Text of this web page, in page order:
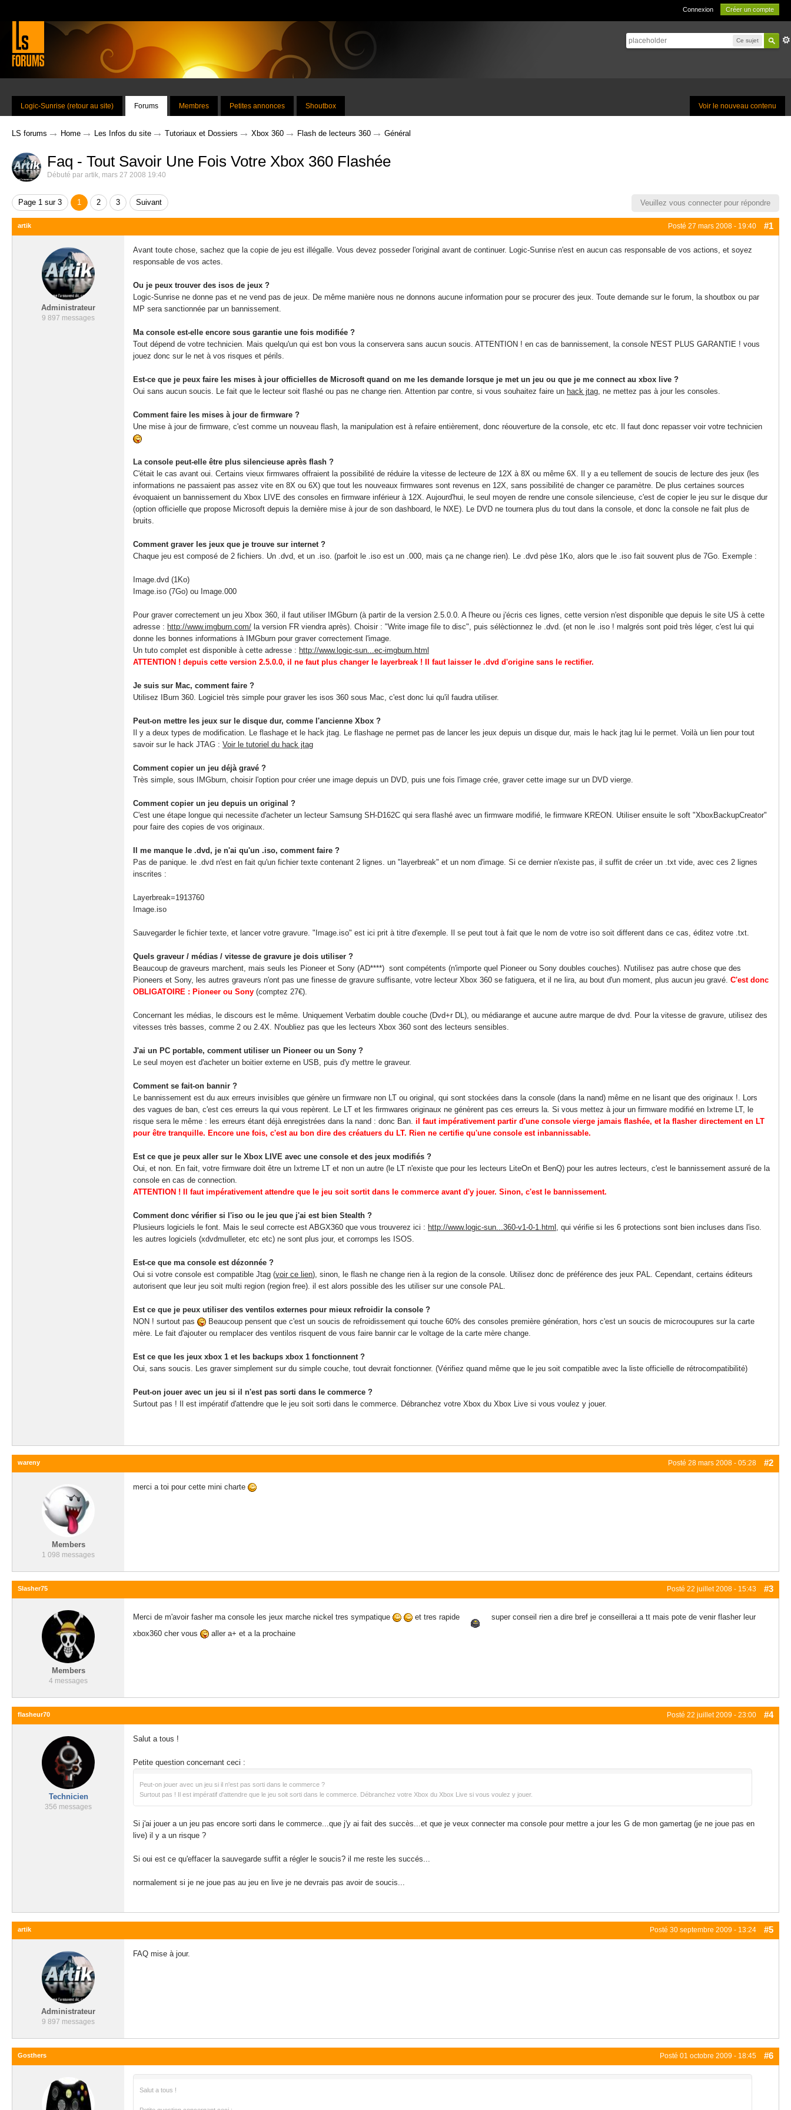
Connexion Créer un compte
Ce sujet
Voir le nouveau contenu
Logic-Sunrise (retour au site) Forums Membres Petites annonces Shoutbox
LS forums → Home → Les Infos du site → Tutoriaux et Dossiers → Xbox 360 → Flash de lecteurs 360 → Général
Faq - Tout Savoir Une Fois Votre Xbox 360 Flashée
Débuté par artik, mars 27 2008 19:40
Page 1 sur 3 1 2 3 Suivant Veuillez vous connecter pour répondre
Posté 27 mars 2008 - 19:40 #1
artik
Administrateur
9 897 messages
Avant toute chose, sachez que la copie de jeu est illégalle. Vous devez posseder l'original avant de continuer. Logic-Sunrise n'est en aucun cas responsable de vos actions, et soyez
responsable de vos actes.
Ou je peux trouver des isos de jeux ?
Logic-Sunrise ne donne pas et ne vend pas de jeux. De même manière nous ne donnons aucune information pour se procurer des jeux. Toute demande sur le forum, la shoutbox ou par
MP sera sanctionnée par un bannissement.
Ma console est-elle encore sous garantie une fois modifiée ?
Tout dépend de votre technicien. Mais quelqu'un qui est bon vous la conservera sans aucun soucis. ATTENTION ! en cas de bannissement, la console N'EST PLUS GARANTIE ! vous
jouez donc sur le net à vos risques et périls.
Est-ce que je peux faire les mises à jour officielles de Microsoft quand on me les demande lorsque je met un jeu ou que je me connect au xbox live ?
Oui sans aucun soucis. Le fait que le lecteur soit flashé ou pas ne change rien. Attention par contre, si vous souhaitez faire un hack jtag, ne mettez pas à jour les consoles.
Comment faire les mises à jour de firmware ?
Une mise à jour de firmware, c'est comme un nouveau flash, la manipulation est à refaire entièrement, donc réouverture de la console, etc etc. Il faut donc repasser voir votre technicien
La console peut-elle être plus silencieuse après flash ?
C'était le cas avant oui. Certains vieux firmwares offraient la possibilité de réduire la vitesse de lecteure de 12X à 8X ou même 6X. Il y a eu tellement de soucis de lecture des jeux (les
informations ne passaient pas assez vite en 8X ou 6X) que tout les nouveaux firmwares sont revenus en 12X, sans possibilité de changer ce paramètre. De plus certaines sources
évoquaient un bannissement du Xbox LIVE des consoles en firmware inférieur à 12X. Aujourd'hui, le seul moyen de rendre une console silencieuse, c'est de copier le jeu sur le disque dur
(option officielle que propose Microsoft depuis la dernière mise à jour de son dashboard, le NXE). Le DVD ne tournera plus du tout dans la console, et donc la console ne fait plus de
bruits.
Comment graver les jeux que je trouve sur internet ?
Chaque jeu est composé de 2 fichiers. Un .dvd, et un .iso. (parfoit le .iso est un .000, mais ça ne change rien). Le .dvd pèse 1Ko, alors que le .iso fait souvent plus de 7Go. Exemple :
Image.dvd (1Ko)
Image.iso (7Go) ou Image.000
Pour graver correctement un jeu Xbox 360, il faut utiliser IMGburn (à partir de la version 2.5.0.0. A l'heure ou j'écris ces lignes, cette version n'est disponible que depuis le site US à cette
adresse : http://www.imgburn.com/ la version FR viendra après). Choisir : "Write image file to disc", puis sélèctionnez le .dvd. (et non le .iso ! malgrés sont poid très léger, c'est lui qui
donne les bonnes informations à IMGburn pour graver correctement l'image.
Un tuto complet est disponible à cette adresse : http://www.logic-sun...ec-imgburn.html
ATTENTION ! depuis cette version 2.5.0.0, il ne faut plus changer le layerbreak ! Il faut laisser le .dvd d'origine sans le rectifier.
Je suis sur Mac, comment faire ?
Utilisez IBurn 360. Logiciel très simple pour graver les isos 360 sous Mac, c'est donc lui qu'il faudra utiliser.
Peut-on mettre les jeux sur le disque dur, comme l'ancienne Xbox ?
Il y a deux types de modification. Le flashage et le hack jtag. Le flashage ne permet pas de lancer les jeux depuis un disque dur, mais le hack jtag lui le permet. Voilà un lien pour tout
savoir sur le hack JTAG : Voir le tutoriel du hack jtag
Comment copier un jeu déjà gravé ?
Très simple, sous IMGburn, choisir l'option pour créer une image depuis un DVD, puis une fois l'image crée, graver cette image sur un DVD vierge.
Comment copier un jeu depuis un original ?
C'est une étape longue qui necessite d'acheter un lecteur Samsung SH-D162C qui sera flashé avec un firmware modifié, le firmware KREON. Utiliser ensuite le soft "XboxBackupCreator"
pour faire des copies de vos originaux.
Il me manque le .dvd, je n'ai qu'un .iso, comment faire ?
Pas de panique. le .dvd n'est en fait qu'un fichier texte contenant 2 lignes. un "layerbreak" et un nom d'image. Si ce dernier n'existe pas, il suffit de créer un .txt vide, avec ces 2 lignes
inscrites :
Layerbreak=1913760
Image.iso
Sauvegarder le fichier texte, et lancer votre gravure. "Image.iso" est ici prit à titre d'exemple. Il se peut tout à fait que le nom de votre iso soit different dans ce cas, éditez votre .txt.
Quels graveur / médias / vitesse de gravure je dois utiliser ?
Beaucoup de graveurs marchent, mais seuls les Pioneer et Sony (AD****) sont compétents (n'importe quel Pioneer ou Sony doubles couches). N'utilisez pas autre chose que des
Pioneers et Sony, les autres graveurs n'ont pas une finesse de gravure suffisante, votre lecteur Xbox 360 se fatiguera, et il ne lira, au bout d'un moment, plus aucun jeu gravé. C'est donc
OBLIGATOIRE : Pioneer ou Sony (comptez 27€).
Concernant les médias, le discours est le même. Uniquement Verbatim double couche (Dvd+r DL), ou médiarange et aucune autre marque de dvd. Pour la vitesse de gravure, utilisez des
vitesses très basses, comme 2 ou 2.4X. N'oubliez pas que les lecteurs Xbox 360 sont des lecteurs sensibles.
J'ai un PC portable, comment utiliser un Pioneer ou un Sony ?
Le seul moyen est d'acheter un boitier externe en USB, puis d'y mettre le graveur.
Comment se fait-on bannir ?
Le bannissement est du aux erreurs invisibles que génère un firmware non LT ou original, qui sont stockées dans la console (dans la nand) même en ne lisant que des originaux !. Lors
des vagues de ban, c'est ces erreurs la qui vous repèrent. Le LT et les firmwares originaux ne génèrent pas ces erreurs la. Si vous mettez à jour un firmware modifié en Ixtreme LT, le
risque sera le même : les erreurs étant déjà enregistrées dans la nand : donc Ban. il faut impérativement partir d'une console vierge jamais flashée, et la flasher directement en LT
pour être tranquille. Encore une fois, c'est au bon dire des créatuers du LT. Rien ne certifie qu'une console est inbannissable.
Est ce que je peux aller sur le Xbox LIVE avec une console et des jeux modifiés ?
Oui, et non. En fait, votre firmware doit être un Ixtreme LT et non un autre (le LT n'existe que pour les lecteurs LiteOn et BenQ) pour les autres lecteurs, c'est le bannissement assuré de la
console en cas de connection.
ATTENTION ! Il faut impérativement attendre que le jeu soit sortit dans le commerce avant d'y jouer. Sinon, c'est le bannissement.
Comment donc vérifier si l'iso ou le jeu que j'ai est bien Stealth ?
Plusieurs logiciels le font. Mais le seul correcte est ABGX360 que vous trouverez ici : http://www.logic-sun...360-v1-0-1.html , qui vérifie si les 6 protections sont bien incluses dans l'iso.
les autres logiciels (xdvdmulleter, etc etc) ne sont plus jour, et corromps les ISOS.
Est-ce que ma console est dézonnée ?
Oui si votre console est compatible Jtag (voir ce lien), sinon, le flash ne change rien à la region de la console. Utilisez donc de préférence des jeux PAL. Cependant, certains éditeurs
autorisent que leur jeu soit multi region (region free). il est alors possible des les utiliser sur une console PAL.
Est ce que je peux utiliser des ventilos externes pour mieux refroidir la console ?
NON ! surtout pas
Beaucoup pensent que c'est un soucis de refroidissement qui touche 60% des consoles première génération, hors c'est un soucis de microcoupures sur la carte
mère. Le fait d'ajouter ou remplacer des ventilos risquent de vous faire bannir car le voltage de la carte mère change.
Est ce que les jeux xbox 1 et les backups xbox 1 fonctionnent ?
Oui, sans soucis. Les graver simplement sur du simple couche, tout devrait fonctionner. (Vérifiez quand même que le jeu soit compatible avec la liste officielle de rétrocompatibilité)
Peut-on jouer avec un jeu si il n'est pas sorti dans le commerce ?
Surtout pas ! Il est impératif d'attendre que le jeu soit sorti dans le commerce. Débranchez votre Xbox du Xbox Live si vous voulez y jouer.
Posté 28 mars 2008 - 05:28 #2
wareny
Members
1 098 messages
merci a toi pour cette mini charte
Posté 22 juillet 2008 - 15:43 #3
Slasher75
Members
4 messages
Merci de m'avoir fasher ma console les jeux marche nickel tres sympatique et tres rapide
super conseil rien a dire bref je conseillerai a tt mais pote de venir flasher leur
xbox360 cher vous
aller a+ et a la prochaine
Posté 22 juillet 2009 - 23:00 #4
flasheur70
Technicien
356 messages
Salut a tous !
Petite question concernant ceci :
Peut-on jouer avec un jeu si il n'est pas sorti dans le commerce ?
Surtout pas ! Il est impératif d'attendre que le jeu soit sorti dans le commerce. Débranchez votre Xbox du Xbox Live si vous voulez y jouer.
Si j'ai jouer a un jeu pas encore sorti dans le commerce...que j'y ai fait des succès...et que je veux connecter ma console pour mettre a jour les G de mon gamertag (je ne joue pas en
live) il y a un risque ?
Si oui est ce qu'effacer la sauvegarde suffit a régler le soucis? il me reste les succés...
normalement si je ne joue pas au jeu en live je ne devrais pas avoir de soucis...
Posté 30 septembre 2009 - 13:24 #5
artik
Administrateur
9 897 messages
FAQ mise à jour.
Posté 01 octobre 2009 - 18:45 #6
Gosthers
Salut a tous !